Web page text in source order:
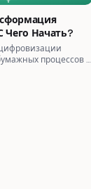
Чего Начать?
процессов к